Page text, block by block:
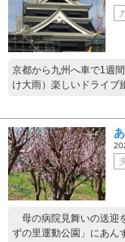
京都から九州へ車で1週
け大雨）楽しいドライブ
母の病院見舞いの送迎
ずの里運動公園」にあん